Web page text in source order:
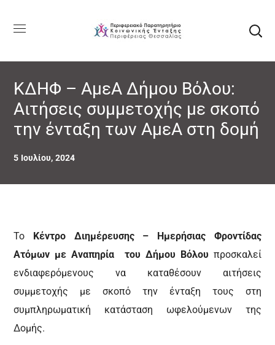
ΚΔΗΦ – ΑμεΑ Δήμου Βόλου:
Αιτήσεις συμμετοχής με σκοπό
την ένταξη των ΑμεΑ στη δομή
5 Ιουλίου, 2024
Το Κέντρο Διημέρευσης – Ημερήσιας Φροντίδας
Ατόμων με Αναπηρία του Δήμου Βόλου προσκαλεί
ενδιαφερόμενους να καταθέσουν αιτήσεις
συμμετοχής με σκοπό την ένταξη τους στη
συμπληρωματική κατάσταση ωφελούμενων της
Δομής.